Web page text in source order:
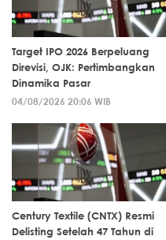
Target IPO 2026 Berpeluang
Direvisi, OJK: Pertimbangkan
Dinamika Pasar
04/08/2026 20:06 WIB
Century Textile (CNTX) Resmi
Delisting Setelah 47 Tahun di